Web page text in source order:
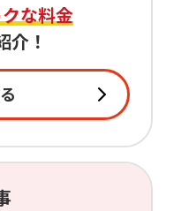
な料金
介！